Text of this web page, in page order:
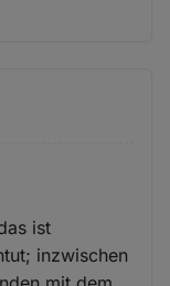
ist
inzwischen